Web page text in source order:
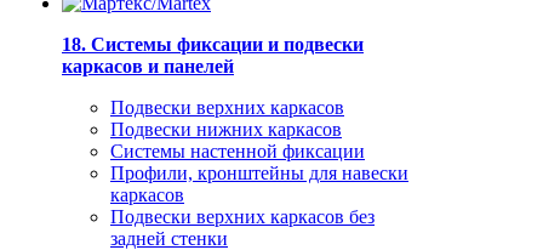
18. Системы фиксации и подвески
каркасов и панелей
Подвески верхних каркасов
Подвески нижних каркасов
Системы настенной фиксации
Профили, кронштейны для навески
каркасов
Подвески верхних каркасов без
задней стенки